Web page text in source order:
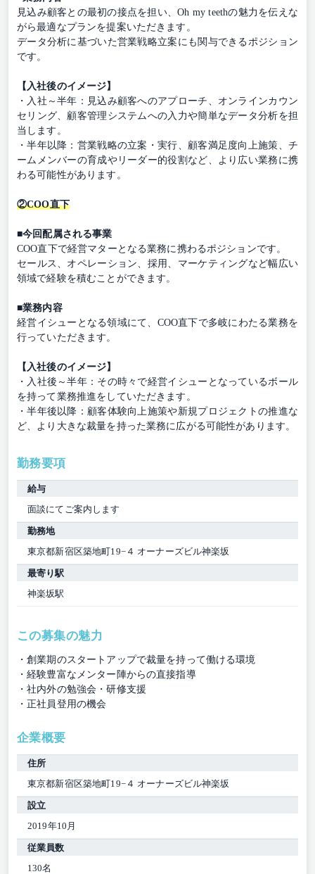
見込み顧客との最初の接点を担い、Oh my teethの魅力を伝えな
がら最適なプランを提案いただきます。
データ分析に基づいた営業戦略立案にも関与できるポジション
です。
【入社後のイメージ】
・入社～半年：見込み顧客へのアプローチ、オンラインカウン
セリング、顧客管理システムへの入力や簡単なデータ分析を担
当します。
・半年以降：営業戦略の立案・実行、顧客満足度向上施策、チ
ームメンバーの育成やリーダー的役割など、より広い業務に携
わる可能性があります。
②COO直下
■今回配属される事業
COO直下で経営マターとなる業務に携わるポジションです。
セールス、オペレーション、採用、マーケティングなど幅広い
領域で経験を積むことができます。
■業務内容
経営イシューとなる領域にて、COO直下で多岐にわたる業務を
行っていただきます。
【入社後のイメージ】
・入社後～半年：その時々で経営イシューとなっているボール
を持って業務推進をしていただきます。
・半年後以降：顧客体験向上施策や新規プロジェクトの推進な
ど、より大きな裁量を持った業務に広がる可能性があります。
勤務要項
給与
面談にてご案内します
勤務地
東京都新宿区築地町19−４ オーナーズビル神楽坂
最寄り駅
神楽坂駅
この募集の魅力
・創業期のスタートアップで裁量を持って働ける環境
・経験豊富なメンター陣からの直接指導
・社内外の勉強会・研修支援
・正社員登用の機会
企業概要
住所
東京都新宿区築地町19−４ オーナーズビル神楽坂
設立
2019年10月
従業員数
130名